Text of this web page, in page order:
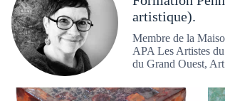
artistique).
Membre de la
APA Les Artistes
du Grand Ouest,